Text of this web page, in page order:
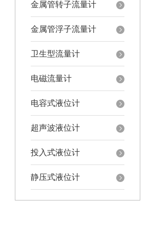
金属管转子流量计
金属管浮子流量计
卫生型流量计
电磁流量计
电容式液位计
超声波液位计
投入式液位计
静压式液位计